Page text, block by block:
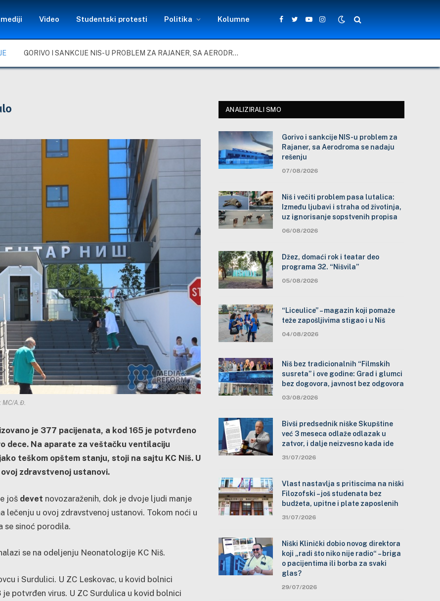
Video Studentski protesti Politika Kolumne
Facebook
TwitterYouTubeInstagram
GORIVO I SANKCIJE NIS-U PROBLEM ZA RAJANER, SA AERODROMA SE NADAJU REŠENJU
MC/A.Đ.
je 377 pacijenata, a kod 165 je potvrđeno
dece. Na aparate za veštačku ventilaciju
teškom opštem stanju, stoji na sajtu KC Niš. U
zdravstvenoj ustanovi.
još devet novozaraženih, dok je dvoje ljudi manje
lečenju u ovoj zdravstvenoj ustanovi. Tokom noći u
se sinoć porodila.
se na odeljenju Neonatologije KC Niš.
i Surdulici. U ZC Leskovac, u kovid bolnici
je potvrđen virus. U ZC Surdulica u kovid bolnici
ANALIZIRALI SMO
Gorivo i sankcije NIS-u problem za
Rajaner, sa Aerodroma se nadaju
rešenju
07/08/2026
Niš i večiti problem pasa lutalica:
Između ljubavi i straha od životinja,
uz ignorisanje sopstvenih propisa
06/08/2026
Džez, domaći rok i teatar deo
programa 32. “Nišvila”
05/08/2026
“Liceulice” – magazin koji pomaže
teže zapošljivima stigao i u Niš
04/08/2026
Niš bez tradicionalnih “Filmskih
susreta” i ove godine: Grad i glumci
bez dogovora, javnost bez odgovora
03/08/2026
Bivši predsednik niške Skupštine
već 3 meseca odlaže odlazak u
zatvor, i dalje neizvesno kada ide
31/07/2026
Vlast nastavlja s pritiscima na niški
Filozofski – još studenata bez
budžeta, upitne i plate zaposlenih
31/07/2026
Niški Klinički dobio novog direktora
koji „radi što niko nije radio“ – briga
o pacijentima ili borba za svaki
glas?
29/07/2026